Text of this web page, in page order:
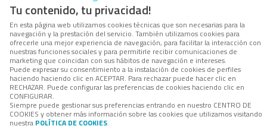
Tu contenido, tu privacidad!
En esta página web utilizamos cookies técnicas que son necesarias para la
navegación y la prestación del servicio. También utilizamos cookies para
ofrecerle una mejor experiencia de navegación, para facilitar la interacción con
nuestras funciones sociales y para permitirle recibir comunicaciones de
marketing que coincidan con sus hábitos de navegación e intereses.
Puede expresar su consentimiento a la instalación de cookies de perfiles
haciendo haciendo clic en ACEPTAR. Para rechazar puede hacer clic en
RECHAZAR. Puede configurar las preferencias de cookies haciendo clic en
CONFIGURAR.
Siempre puede gestionar sus preferencias entrando en nuestro CENTRO DE
COOKIES y obtener más información sobre las cookies que utilizamos visitando
nuestra POLÍTICA DE COOKIES.